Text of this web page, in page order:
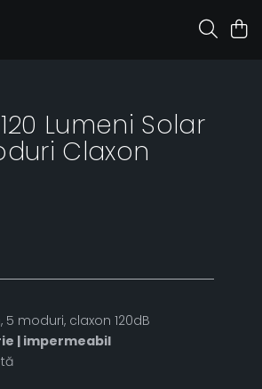
Lumeni Solar
Claxon
5 moduri, claxon 120dB
| impermeabil